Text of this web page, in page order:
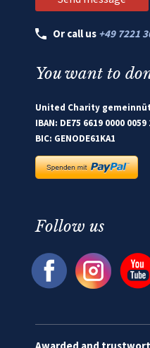
Or call us +49 7221
You want to
United Charity
IBAN: DE75 6619 0000 0059
BIC: GENODE61KA1
Follow us
Awarded and